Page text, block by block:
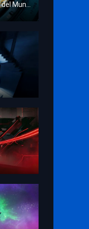
Proyecto Salvación (Proyecto Fin del Mundo)